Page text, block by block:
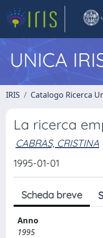
UNICA
IRIS Catalogo Ricerca
La ricerca
CABRAS, CRISTINA
1995-01-01
Scheda breve
Anno
1995